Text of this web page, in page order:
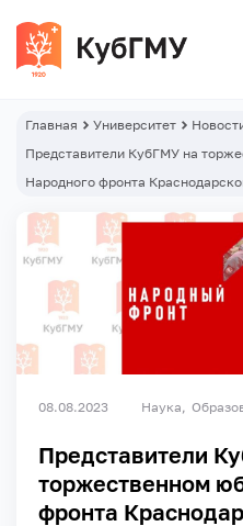
Главная Университет
Представители КубГМУ на
Народного фронта
08.08.2023 Наука
Представители
торжественном
фронта